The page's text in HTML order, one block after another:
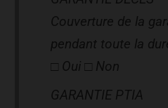
Couverture de la
pendant toute la
□ Oui □ Non
GARANTIE PTIA